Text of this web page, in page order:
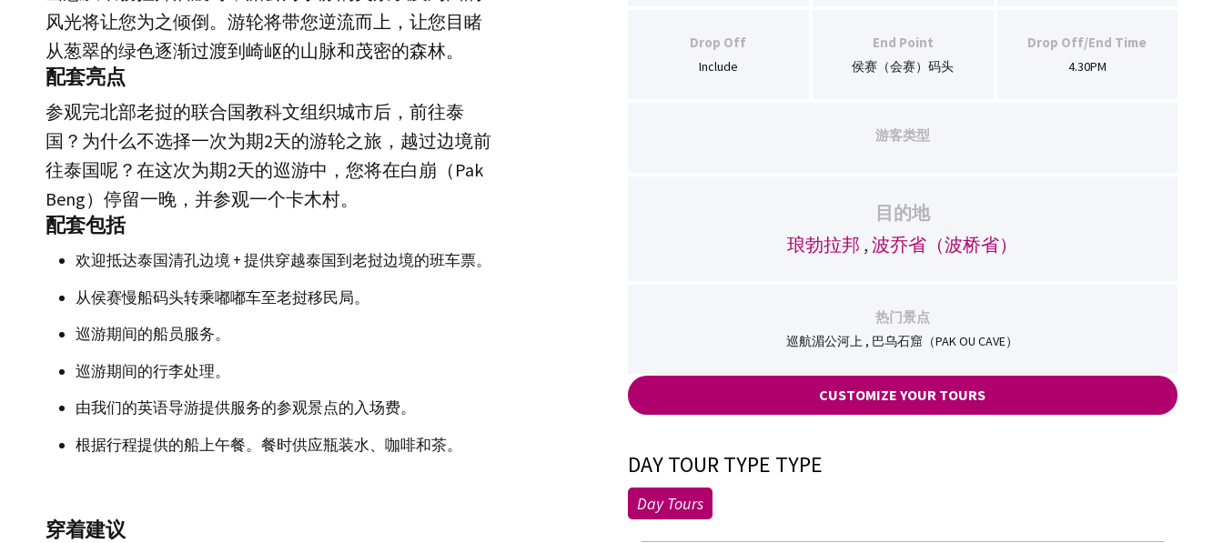
风光将让您为之倾倒。游轮将带您逆流而上，让您目睹
从葱翠的绿色逐渐过渡到崎岖的山脉和茂密的森林。
配套亮点
参观完北部老挝的联合国教科文组织城市后，前往泰
国？为什么不选择一次为期2天的游轮之旅，越过边境前
往泰国呢？在这次为期2天的巡游中，您将在白崩（Pak
Beng）停留一晚，并参观一个卡木村。
配套包括
欢迎抵达泰国清孔边境 + 提供穿越泰国到老挝边境的班车票。
从侯赛慢船码头转乘嘟嘟车至老挝移民局。
巡游期间的船员服务。
巡游期间的行李处理。
由我们的英语导游提供服务的参观景点的入场费。
根据行程提供的船上午餐。餐时供应瓶装水、咖啡和茶。
穿着建议
Drop Off
Include
End Point
侯赛（会赛）码头
Drop Off/End Time
4.30PM
游客类型
目的地
琅勃拉邦 ,波乔省（波桥省）
热门景点
巡航湄公河上 , 巴乌石窟（PAK OU CAVE）
CUSTOMIZE YOUR TOURS
DAY TOUR TYPE TYPE
Day Tours